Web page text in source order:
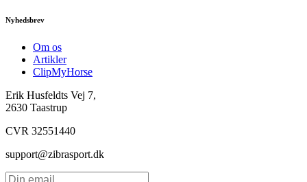
Nyhedsbrev
Om os
Artikler
ClipMyHorse
Erik Husfeldts Vej 7,
2630 Taastrup
CVR 32551440
support@zibrasport.dk